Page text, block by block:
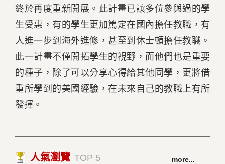
終於再度重新開展。此計畫已讓多位參與過的學
生受惠，有的學生更加篤定在國內擔任教職，有
人進一步到海外進修，甚至到休士頓擔任教職。
此一計畫不僅開拓學生的視野，而他們也是重要
的種子，除了可以分享心得給其他同學，更將借
重所學到的美國經驗，在未來自己的教職上有所
發揮。
人氣瀏覽 TOP 5 more...